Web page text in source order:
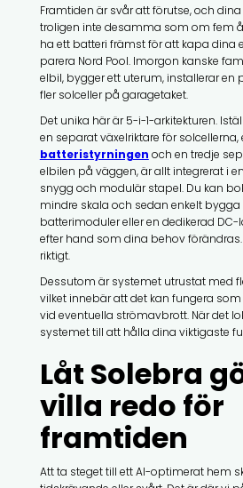
Framtiden är svår att förutse, och
troligen inte desamma som om fem
ha ett batteri främst för att kapa dina
parera Nord Pool. Imorgon kanske
elbil, bygger ett uterum, installerar en
fler solceller på garagetaket.
Det unika här är 5-i-1-arkitekturen.
en separat växelriktare för
batteristyrningen och en tredje
elbilen på väggen, är allt integrerat i
snygg och modulär stapel. Du kan
mindre skala och sedan enkelt
batterimoduler eller en dedikerad
efter hand som dina behov
riktigt.
Dessutom är systemet utrustat med
vilket innebär att det kan fungera
vid eventuella strömavbrott. När det
systemet till att hålla dina viktigaste
Låt Solebra
villa redo för
framtiden
Att ta steget till ett AI-optimerat hem